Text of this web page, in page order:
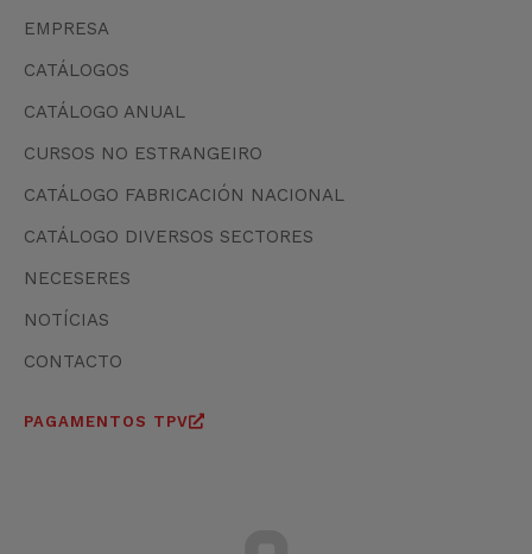
EMPRESA
CATÁLOGOS
CATÁLOGO ANUAL
CURSOS NO ESTRANGEIRO
CATÁLOGO FABRICACIÓN NACIONAL
CATÁLOGO DIVERSOS SECTORES
NECESERES
NOTÍCIAS
CONTACTO
PAGAMENTOS TPV